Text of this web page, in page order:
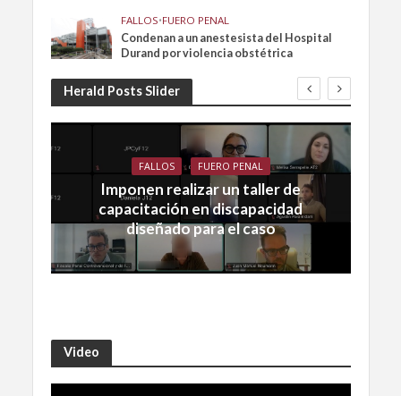
FALLOS•FUERO PENAL
Condenan a un anestesista del Hospital
Durand por violencia obstétrica
Herald Posts Slider
FALLOS FUERO PENAL
Imponen realizar un taller de
capacitación en discapacidad
diseñado para el caso
Video